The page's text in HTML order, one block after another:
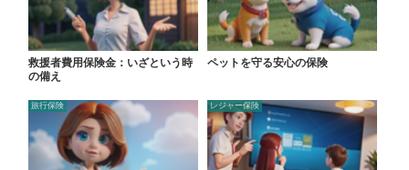
救援者費用保険金：いざという時
の備え
ペットを守る安心の保険
旅行保険 レジャー保険